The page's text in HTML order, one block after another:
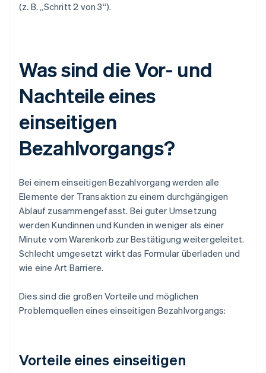
(z. B. „Schritt 2 von 3“).
Was sind die Vor- und
Nachteile eines
einseitigen
Bezahlvorgangs?
Bei einem einseitigen Bezahlvorgang werden alle
Elemente der Transaktion zu einem durchgängigen
Ablauf zusammengefasst. Bei guter Umsetzung
werden Kundinnen und Kunden in weniger als einer
Minute vom Warenkorb zur Bestätigung weitergeleitet.
Schlecht umgesetzt wirkt das Formular überladen und
wie eine Art Barriere.
Dies sind die großen Vorteile und möglichen
Problemquellen eines einseitigen Bezahlvorgangs:
Vorteile eines einseitigen